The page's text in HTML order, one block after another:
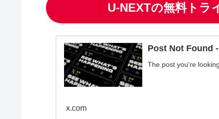
U-NEXTの無料トラ
Post Not Found
The post you're
x.com